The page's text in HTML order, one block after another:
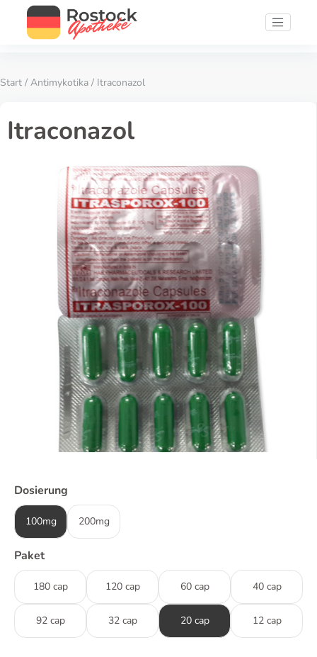
Start / Antimykotika / Itraconazol
Itraconazol
Dosierung
100mg 200mg
Paket
180 cap 120 cap 60 cap 40 cap
92 cap 32 cap 20 cap 12 cap